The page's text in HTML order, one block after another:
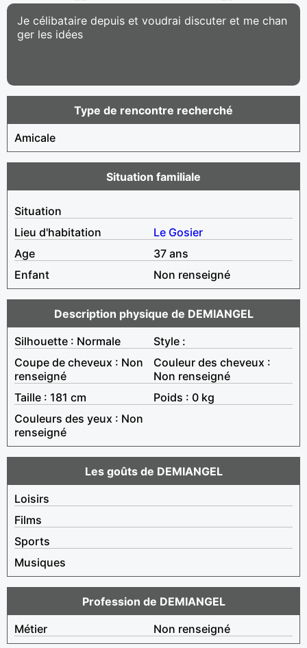
Je célibataire depuis et voudrai discuter et me chan
ger les idées
Type de rencontre recherché
Amicale
Situation familiale
Situation
Lieu d'habitation
Le Gosier
Age
37 ans
Enfant
Non renseigné
Description physique de DEMIANGEL
Silhouette : Normale
Style :
Coupe de cheveux : Non
renseigné
Couleur des cheveux :
Non renseigné
Taille : 181 cm
Poids : 0 kg
Couleurs des yeux : Non
renseigné
Les goûts de DEMIANGEL
Loisirs
Films
Sports
Musiques
Profession de DEMIANGEL
Métier
Non renseigné